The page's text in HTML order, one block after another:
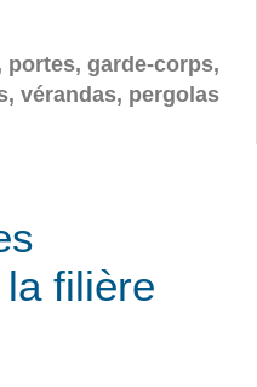
portes, garde-corps,
vérandas, pergolas
filière